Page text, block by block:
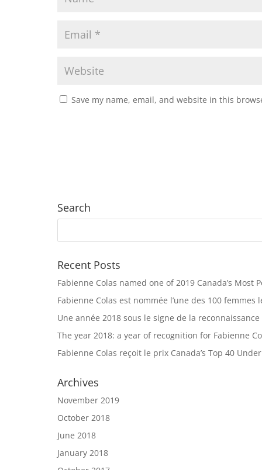
Save my name, email, and website in this
Search
Recent Posts
Fabienne Colas named one of 2019 Canada’s Most
Fabienne Colas est nommée l’une des 100
Une année 2018 sous le signe de la
The year 2018: a year of recognition for Fabienne
Fabienne Colas reçoit le prix Canada’s Top 40
Archives
November 2019
October 2018
June 2018
January 2018